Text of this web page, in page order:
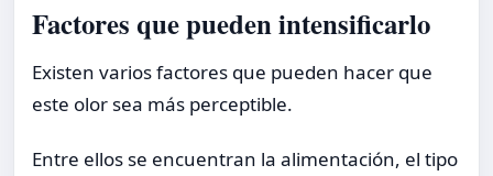
Factores que pueden intensificarlo
Existen varios factores que pueden hacer que
este olor sea más perceptible.
Entre ellos se encuentran la alimentación, el tipo